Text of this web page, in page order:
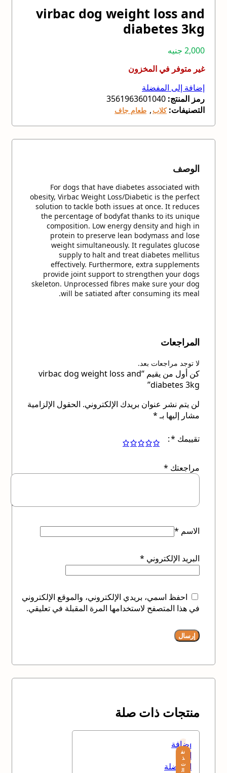
virbac dog weight loss and
diabetes 3kg
2,000 جنيه
غير متوفر في المخزون
إضافة إلى المفضلة
رمز المنتج: 3561963601040
التصنيفات: كلاب , طعام جاف
الوصف
For dogs that have diabetes associated with
obesity, Virbac Weight Loss/Diabetic is the perfect
solution to tackle both issues at once. It reduces
the percentage of bodyfat thanks to its unique
composition. Low energy density and high in
protein to preserve lean bodymass and lose
weight simultaneously. It regulates glucose
supply to halt and treat diabetes mellitus
effectively. Furthermore, extra supplements
provide joint support to strengthen your dogs
skeleton. Unprocessed fibres make sure your dog
will be satiated after consuming its meal.
المراجعات
لا توجد مراجعات بعد.
كن أول من يقيم “virbac dog weight loss and
diabetes 3kg”
لن يتم نشر عنوان بريدك الإلكتروني. الحقول الإلزامية
مشار إليها بـ*
تقييمك *
مراجعتك *
الاسم *
البريد الإلكتروني *
احفظ اسمي، بريدي الإلكتروني، والموقع الإلكتروني
في هذا المتصفح لاستخدامها المرة المقبلة في تعليقي.
منتجات ذات صلة
نف
ذ
ت
ال
إضافة
إلى
المفضلة